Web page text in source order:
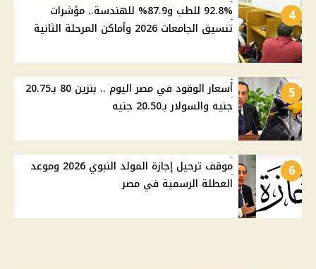
4
92.8% للطب و87.9% للهندسة.. مؤشرات
تنسيق الجامعات 2026 وأماكن المرحلة الثانية
5
أسعار الوقود في مصر اليوم .. بنزين 80 بـ20.75
جنيه والسولار بـ20.50 جنيه
6
موقف ترحيل إجازة المولد النبوي 2026 وموعد
العطلة الرسمية في مصر